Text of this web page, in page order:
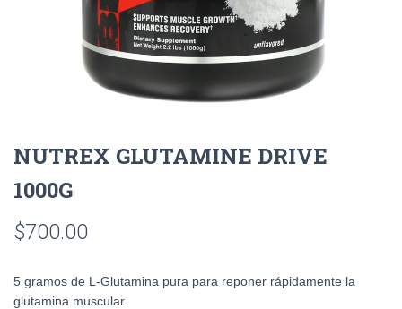
NUTREX GLUTAMINE DRIVE
1000G
$700.00
5 gramos de L-Glutamina pura para reponer rápidamente la
glutamina muscular.